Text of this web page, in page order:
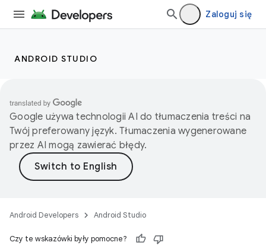
Zaloguj się
ANDROID STUDIO
Google używa technologii AI do tłumaczenia treści na
Twój preferowany język. Tłumaczenia wygenerowane
przez AI mogą zawierać błędy.
Android Developers Android Studio
Czy te wskazówki były pomocne?